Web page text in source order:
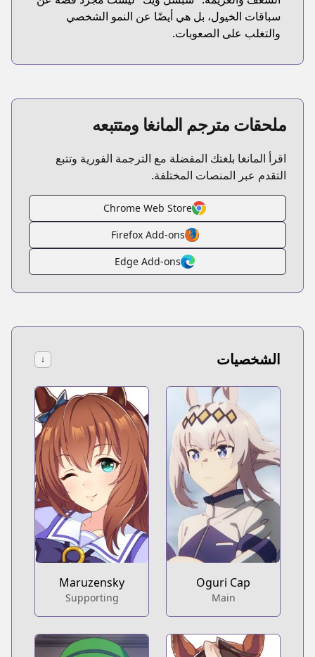
سباقات الخيول، بل هي أيضًا عن النمو الشخصي
والتغلب على الصعوبات.
ملحقات مترجم المانغا ومتتبعه
اقرأ المانغا بلغتك المفضلة مع الترجمة الفورية وتتبع
التقدم عبر المنصات المختلفة.
Chrome Web Store
Firefox Add-ons
Edge Add-ons
الشخصيات ↓
Oguri Cap
Main
Maruzensky
Supporting